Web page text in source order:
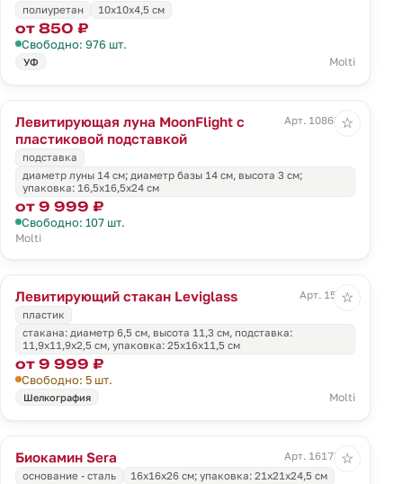
полиуретан 10x10x4,5 см
от 850 ₽
Свободно: 976 шт.
УФ Molti
Левитирующая луна MoonFlight с
пластиковой подставкой
Арт. 10862.01
подставка
диаметр луны 14 см; диаметр базы 14 см, высота 3 см;
упаковка: 16,5x16,5x24 см
от 9 999 ₽
Свободно: 107 шт.
Molti
☆
Левитирующий стакан Leviglass
Арт. 15532
пластик
стакана: диаметр 6,5 см, высота 11,3 см, подставка:
11,9x11,9x2,5 см, упаковка: 25х16х11,5 см
от 9 999 ₽
Свободно: 5 шт.
Шелкография Molti
☆
Биокамин Sera
Арт. 16177.30
основание - сталь
16x16x26 см; упаковка: 21x21x24,5 см
☆